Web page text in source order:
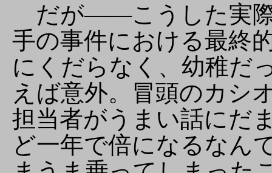
だが――こうした実際
手の事件における最終
にくだらなく、幼稚だ
えば意外。冒頭のカシ
担当者がうまい話にだ
ど一年で倍になるなん